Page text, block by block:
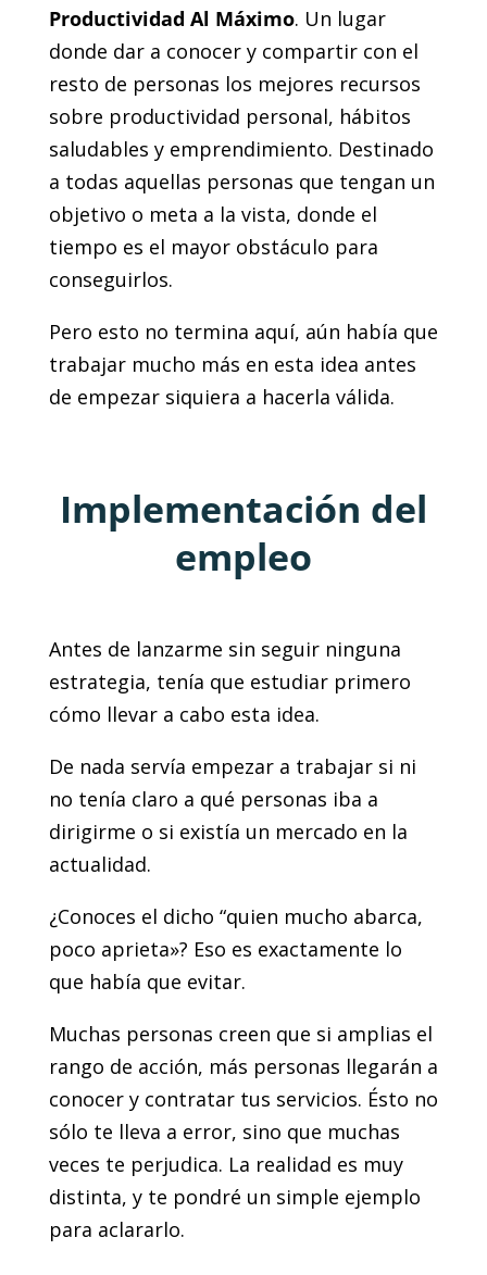
Productividad Al Máximo. Un lugar
donde dar a conocer y compartir con el
resto de personas los mejores recursos
sobre productividad personal, hábitos
saludables y emprendimiento. Destinado
a todas aquellas personas que tengan un
objetivo o meta a la vista, donde el
tiempo es el mayor obstáculo para
conseguirlos.
Pero esto no termina aquí, aún había que
trabajar mucho más en esta idea antes
de empezar siquiera a hacerla válida.
Implementación del
empleo
Antes de lanzarme sin seguir ninguna
estrategia, tenía que estudiar primero
cómo llevar a cabo esta idea.
De nada servía empezar a trabajar si ni
no tenía claro a qué personas iba a
dirigirme o si existía un mercado en la
actualidad.
¿Conoces el dicho “quien mucho abarca,
poco aprieta»? Eso es exactamente lo
que había que evitar.
Muchas personas creen que si amplias el
rango de acción, más personas llegarán a
conocer y contratar tus servicios. Ésto no
sólo te lleva a error, sino que muchas
veces te perjudica. La realidad es muy
distinta, y te pondré un simple ejemplo
para aclararlo.